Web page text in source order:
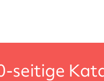
seitige